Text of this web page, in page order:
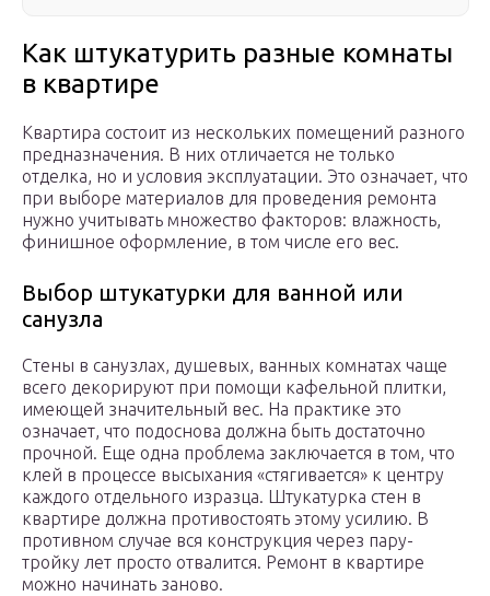
Как штукатурить разные комнаты
в квартире
Квартира состоит из нескольких помещений разного
предназначения. В них отличается не только
отделка, но и условия эксплуатации. Это означает, что
при выборе материалов для проведения ремонта
нужно учитывать множество факторов: влажность,
финишное оформление, в том числе его вес.
Выбор штукатурки для ванной или
санузла
Стены в санузлах, душевых, ванных комнатах чаще
всего декорируют при помощи кафельной плитки,
имеющей значительный вес. На практике это
означает, что подоснова должна быть достаточно
прочной. Еще одна проблема заключается в том, что
клей в процессе высыхания «стягивается» к центру
каждого отдельного изразца. Штукатурка стен в
квартире должна противостоять этому усилию. В
противном случае вся конструкция через пару-
тройку лет просто отвалится. Ремонт в квартире
можно начинать заново.